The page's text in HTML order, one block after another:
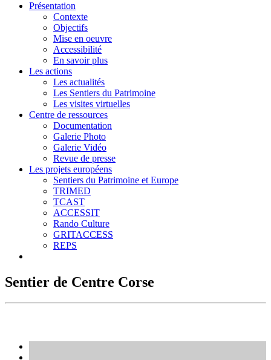
Présentation
Contexte
Objectifs
Mise en oeuvre
Accessibilité
En savoir plus
Les actions
Les actualités
Les Sentiers du Patrimoine
Les visites virtuelles
Centre de ressources
Documentation
Galerie Photo
Galerie Vidéo
Revue de presse
Les projets européens
Sentiers du Patrimoine et Europe
TRIMED
TCAST
ACCESSIT
Rando Culture
GRITACCESS
REPS
Sentier de Centre Corse